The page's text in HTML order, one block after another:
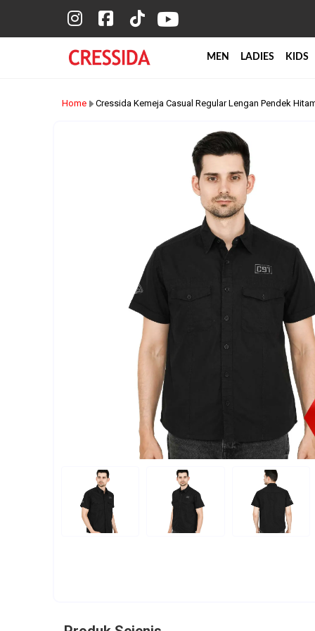
MEN LADIES KIDS
Home Cressida Kemeja Casual Regular Lengan Pendek